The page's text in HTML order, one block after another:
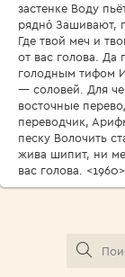
застенке Воду
рядно́ Зашивают,
Где твой меч и
от вас голова. Да
голодным тифом
— соловей. Для
восточные
переводчик,
песку Волочить
жива шипит, ни
вас голова. <1960>